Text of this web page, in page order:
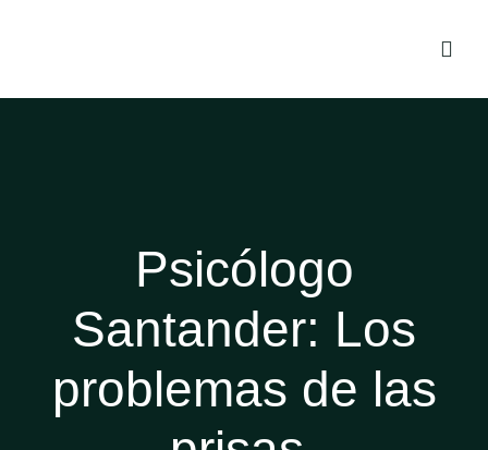
Psicólogo
Santander: Los
problemas de las